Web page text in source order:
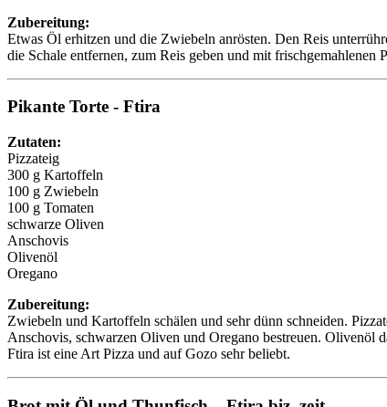
Zubereitung:
Etwas Öl erhitzen und die Zwiebeln anrösten. Den Reis
die Schale entfernen, zum Reis geben und mit
Pikante Torte - Ftira
Zutaten:
Pizzateig
300 g Kartoffeln
100 g Zwiebeln
100 g Tomaten
schwarze Oliven
Anschovis
Olivenöl
Oregano
Zubereitung:
Zwiebeln und Kartoffeln schälen und sehr dünn schneiden.
Anschovis, schwarzen Oliven und Oregano bestreuen. Olivenöl
Ftira ist eine Art Pizza und auf Gozo sehr beliebt.